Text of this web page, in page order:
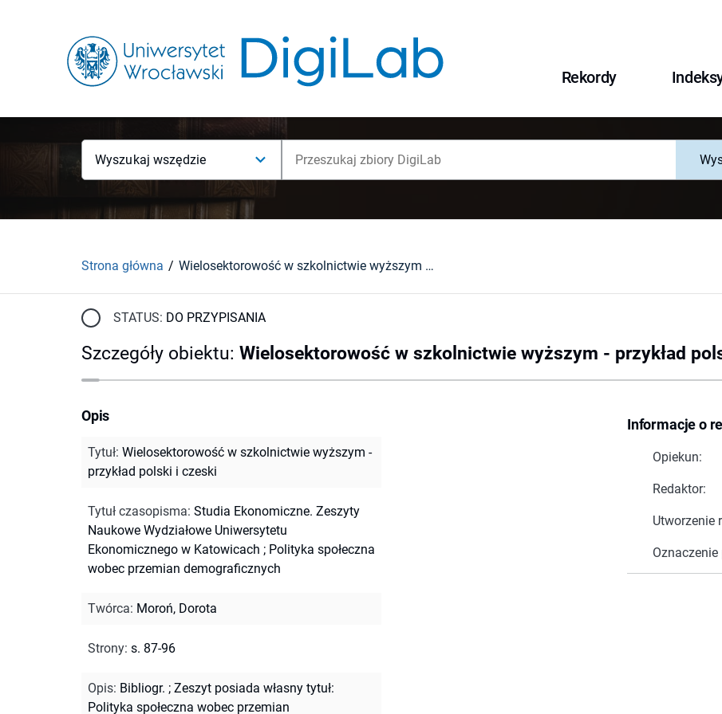
Rekordy
Wyszukaj wszędzie
Strona główna Wielosektorowość w szkolnictwie wyższym - przykład polski i czeski
STATUS: DO PRZYPISANIA
Szczegóły obiektu: Wielosektorowość w szkolnictwie wyższym - przykład
Informacje o
Opiekun:
Redaktor:
Utworzenie
Oznaczenie
Opis
Tytuł: Wielosektorowość w szkolnictwie wyższym -
przykład polski i czeski
Tytuł czasopisma: Studia Ekonomiczne. Zeszyty
Naukowe Wydziałowe Uniwersytetu
Ekonomicznego w Katowicach ; Polityka społeczna
wobec przemian demograficznych
Twórca: Moroń, Dorota
Strony: s. 87-96
Opis: Bibliogr. ; Zeszyt posiada własny tytuł:
Polityka społeczna wobec przemian